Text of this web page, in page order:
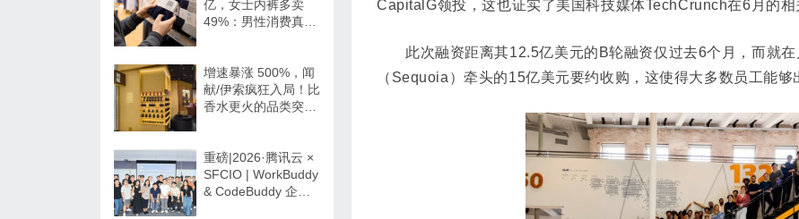
CapitalG领投，这也证实了美国科技媒体TechCrunch在6月的相
此次融资距离其12.5亿美元的B轮融资仅过去6个月，而就
（Sequoia）牵头的15亿美元要约收购，这使得大多数员工能够
亿，女士内裤多卖
49%：男性消费真的
增速暴涨 500%，闻
献/伊索疯狂入局！比
香水更火的品类突然
重磅|2026·腾讯云 ×
SFCIO | WorkBuddy
& CodeBuddy 企业